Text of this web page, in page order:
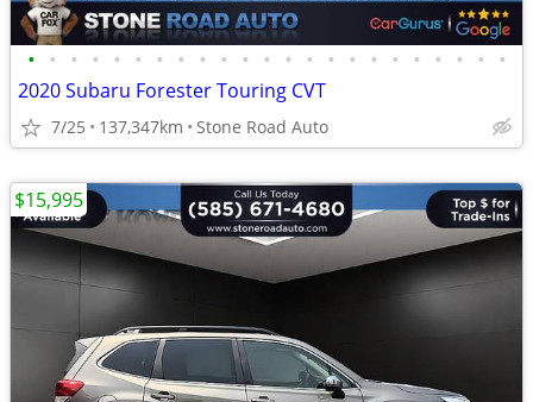
• • • • • • • • • • • • • • • • • • • • • • •
2020 Subaru Forester Touring CVT
7/25 137,347km Stone Road Auto
$15,995